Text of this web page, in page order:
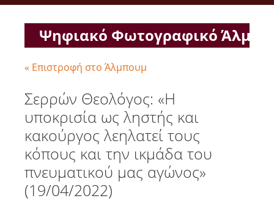
Ψηφιακό Φωτογραφικό
« Επιστροφή στο Άλμπουμ
Σερρών Θεολόγος: «Η
υποκρισία ως ληστής και
κακούργος λεηλατεί τους
κόπους και την ικμάδα του
πνευματικού μας αγώνος»
(19/04/2022)